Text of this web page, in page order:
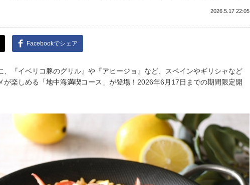
2026.5.17 22:05
Facebookでシェア
、『イベリコ豚のグリル』や『アヒージョ』など、スペインやギリシャなど
が楽しめる「地中海満喫コース」が登場！2026年6月17日までの期間限定開